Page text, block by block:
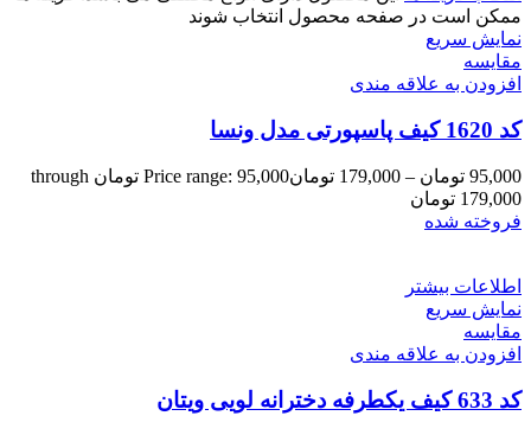
ممکن است در صفحه محصول انتخاب شوند
نمایش سریع
مقايسه
افزودن به علاقه مندی
کد 1620 کیف پاسپورتی مدل ونسا
95,000 تومان –
179,000 تومان
Price range: 95,000 تومان through
179,000 تومان
فروخته شده
اطلاعات بیشتر
نمایش سریع
مقايسه
افزودن به علاقه مندی
کد 633 کیف یکطرفه دخترانه لویی ویتان